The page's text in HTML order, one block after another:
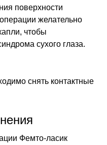
поверхности
желательно
чтобы
сухого глаза.
снять контактные
Фемто-ласик